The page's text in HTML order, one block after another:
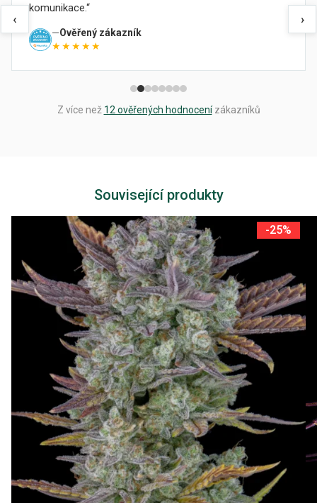
‹
komunikace.
Ověřený zákazník
★★★★★
›
Z více než 12 ověřených hodnocenízákazníků
Související produkty
-25%